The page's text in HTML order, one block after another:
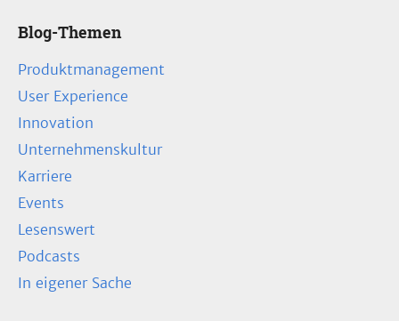
Blog-Themen
Produktmanagement
User Experience
Innovation
Unternehmenskultur
Karriere
Events
Lesenswert
Podcasts
In eigener Sache